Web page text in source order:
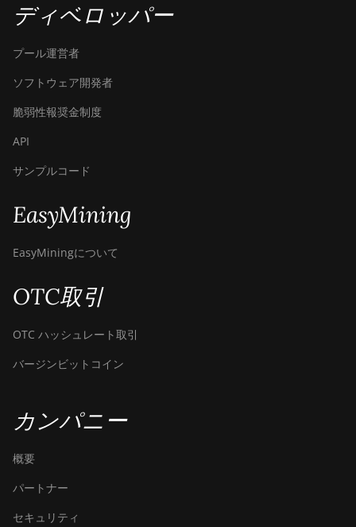
Bitdeer SealMiner DL1 Air
Bitdeer SealMiner DL1
Hydro
Bitmain Antminer AL1
Canaan Avalon A15-194T
Canaan Avalon A1566I
Canaan Avalon A15XP-206T
(300Th)
Canaan Avalon Made A1346
Canaan Avalon Made A1366
Canaan Avalon Made A1446
Canaan Avalon Mini 3
Canaan Avalon Nano 3S
Canaan Avalon Q
ディベロッパー
プール運営者
ソフトウェア開発者
脆弱性報奨金制度
API
サンプルコード
EasyMining
EasyMiningについて
OTC取引
OTC ハッシュレート取引
バージンビットコイン
カンパニー
概要
パートナー
セキュリティ